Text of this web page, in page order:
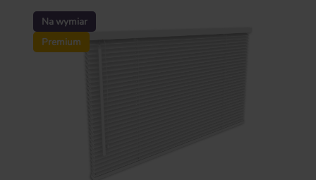
Na wymiar
Premium
Pomiń galerię zdjęć